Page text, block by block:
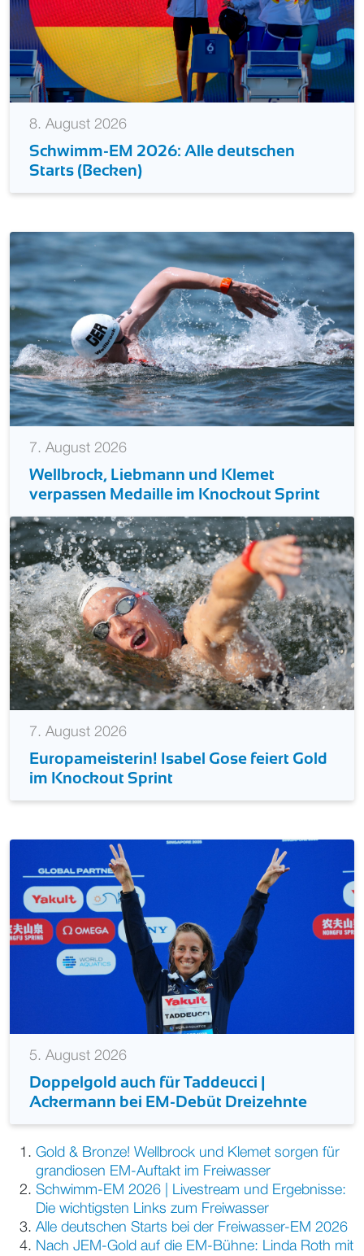
8. August 2026
Schwimm-EM 2026: Alle deutschen
Starts (Becken)
7. August 2026
Wellbrock, Liebmann und Klemet
verpassen Medaille im Knockout Sprint
7. August 2026
Europameisterin! Isabel Gose feiert Gold
im Knockout Sprint
5. August 2026
Doppelgold auch für Taddeucci |
Ackermann bei EM-Debüt Dreizehnte
Gold & Bronze! Wellbrock und Klemet sorgen für
grandiosen EM-Auftakt im Freiwasser
Schwimm-EM 2026 | Livestream und Ergebnisse:
Die wichtigsten Links zum Freiwasser
Alle deutschen Starts bei der Freiwasser-EM 2026
Nach JEM-Gold auf die EM-Bühne: Linda Roth mit